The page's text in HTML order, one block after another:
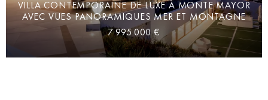
VILLA CONTEMPORAINE DE LUXE À MONTE MAYOR
AVEC VUES PANORAMIQUES MER ET MONTAGNE
7 995 000 €